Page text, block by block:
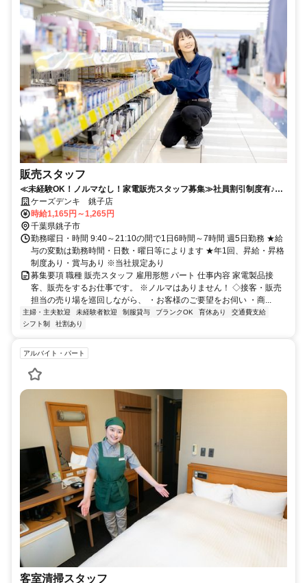
販売スタッフ
≪未経験OK！ノルマなし！家電販売スタッフ募集≫社員割引制度有♪充
実の待遇で働きやすさ抜群◎
ケーズデンキ 銚子店
時給1,165円～1,265円
千葉県銚子市
勤務曜日・時間 9:40～21:10の間で1日6時間～7時間 週5日勤務 ★給
与の変動は勤務時間・日数・曜日等によります ★年1回、昇給・昇格
制度あり・賞与あり ※当社規定あり
募集要項 職種 販売スタッフ 雇用形態 パート 仕事内容 家電製品接
客、販売をするお仕事です。 ※ノルマはありません！ ◇接客・販売
担当の売り場を巡回しながら、 ・お客様のご要望をお伺い ・商...
主婦・主夫歓迎 未経験者歓迎 制服貸与 ブランクOK 育休あり
交通費支給
シフト制
社割あり
アルバイト・パート
客室清掃スタッフ